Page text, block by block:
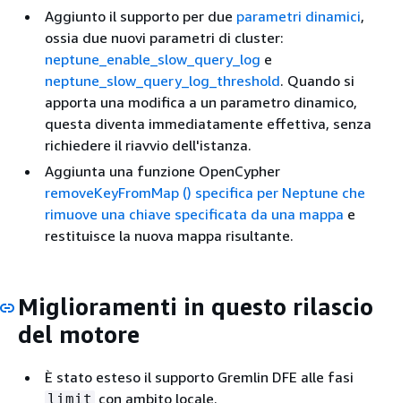
Aggiunto il supporto per due parametri dinamici,
ossia due nuovi parametri di cluster:
neptune_enable_slow_query_log e
neptune_slow_query_log_threshold. Quando si
apporta una modifica a un parametro dinamico,
questa diventa immediatamente effettiva, senza
richiedere il riavvio dell'istanza.
Aggiunta una funzione OpenCypher
removeKeyFromMap () specifica per Neptune che
rimuove una chiave specificata da una mappa e
restituisce la nuova mappa risultante.
Miglioramenti in questo rilascio
del motore
È stato esteso il supporto Gremlin DFE alle fasi
limit con ambito locale.